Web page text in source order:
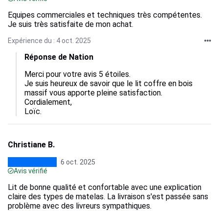
Equipes commerciales et techniques très compétentes.
Je suis très satisfaite de mon achat.
Expérience du : 4 oct. 2025
Réponse de Nation
Merci pour votre avis 5 étoiles.
Je suis heureux de savoir que le lit coffre en bois
massif vous apporte pleine satisfaction.
Cordialement,
Loïc.
Christiane B.
6 oct. 2025
Avis vérifié
Lit de bonne qualité et confortable avec une explication
claire des types de matelas. La livraison s'est passée sans
problème avec des livreurs sympathiques.